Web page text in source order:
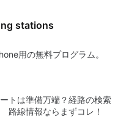
stations
用の無料プログラム。
トは準備万端？経路の検索
路線情報ならまずコレ！